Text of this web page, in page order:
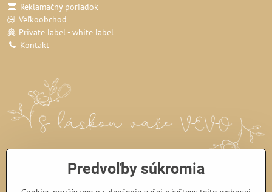
Reklamačný poriadok
Veľkoobchod
Private label - white label
Kontakt
Predvoľby súkromia